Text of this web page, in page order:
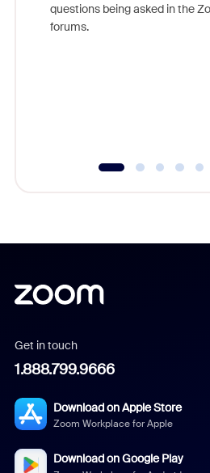
questions being asked in the
forums.
Get in touch
1.888.799.9666
Download on Apple Store
Zoom Workplace for Apple
Download on Google Play